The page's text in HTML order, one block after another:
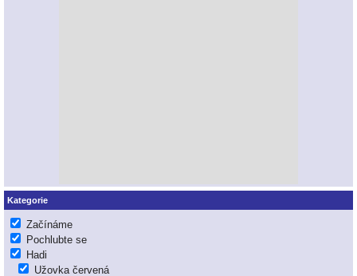
Kategorie
Začínáme
Pochlubte se
Hadi
Užovka červená